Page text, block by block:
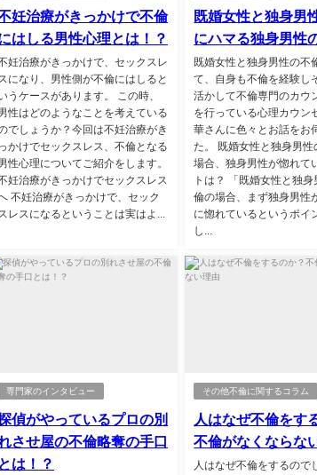
妊治療がきっかけで不倫
はしる男性心理とは！？
妊治療がきっかけで、セックスレ
スになり、男性側が不倫にはしると
うケースがあります。 この時、
性はどのようなことを考えている
でしょうか？今回は不妊治療がき
っかけでセックスレス、不倫となる
性心理についてご紹介をします。
妊治療がきっかけでセックスレス
不妊治療がきっかけで、セック
スレスになるということは実はよ...
既婚女性と独身男
にハマる独身男性
既婚女性と独身男性の不
て、自身も不倫を経験し
活かして不倫専門のカウ
を行っている心理カウン
華さんに色々とお話をお
た。 既婚女性と独身男性
場合、独身男性が惚れて
トは？ 「既婚女性と独身
倫の場合、まず独身男性
に惚れているというポイ
し...
専門家のインタビュー
偵がやっているプロの別
させ屋の不倫略奪の手口
とは！？
その他不倫に関するコラム
人はなぜ不倫をす
不倫がなくならな
人はなぜ不倫をするので